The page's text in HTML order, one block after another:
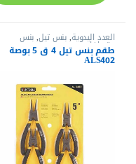
العدد اليدوية,بنس تيل,بنس
وقصافات طقم بنس تيل 4 ق 5 بوصة
ALS402